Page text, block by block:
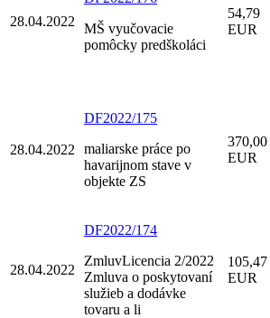
28.04.2022
MŠ vyučovacie
pomôcky predškoláci
54,79
EUR
28.04.2022
DF2022/175
maliarske práce po
havarijnom stave v
objekte ZS
370,00
EUR
28.04.2022
DF2022/174
ZmluvLicencia 2/2022
Zmluva o poskytovaní
služieb a dodávke
tovaru a li
105,47
EUR